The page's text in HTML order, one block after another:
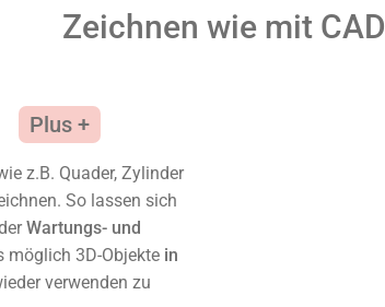
Zeichnen wie mit CAD
z.B. Quader, Zylinder
So lassen sich
Wartungs- und
möglich 3D-Objekte in
verwenden zu